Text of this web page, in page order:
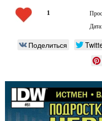
1
Дата:
Поделиться